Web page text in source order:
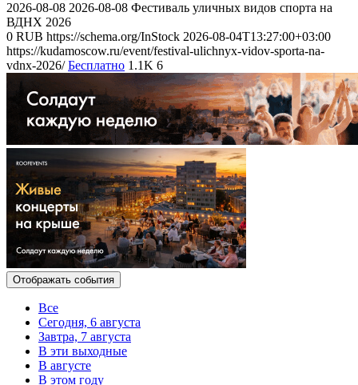
2026-08-08 2026-08-08 Фестиваль уличных видов спорта на
ВДНХ 2026
0 RUB https://schema.org/InStock 2026-08-04T13:27:00+03:00
https://kudamoscow.ru/event/festival-ulichnyx-vidov-sporta-na-
vdnx-2026/ Бесплатно 1.1K 6
Отображать события
Все
Сегодня, 6 августа
Завтра, 7 августа
В эти выходные
В августе
В этом году